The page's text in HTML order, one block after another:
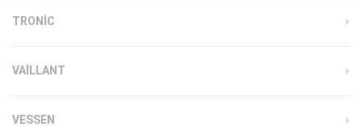
TRONIC
VAILLANT
VESSEN